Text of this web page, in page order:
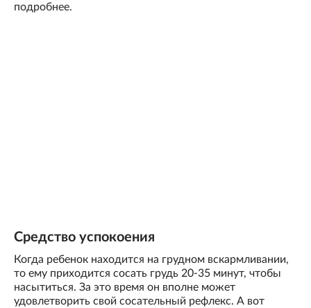
подробнее.
Средство успокоения
Когда ребенок находится на грудном вскармливании,
то ему приходится сосать грудь 20-35 минут, чтобы
насытиться. За это время он вполне может
удовлетворить свой сосательный рефлекс. А вот